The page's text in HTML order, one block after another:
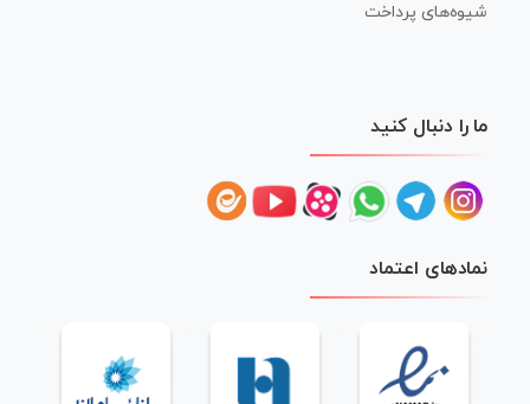
شیوه‌های پرداخت
ما را دنبال کنید
نمادهای اعتماد